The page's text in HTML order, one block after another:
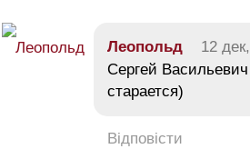
Леопольд 12
Сергей
старается)
Відповісти